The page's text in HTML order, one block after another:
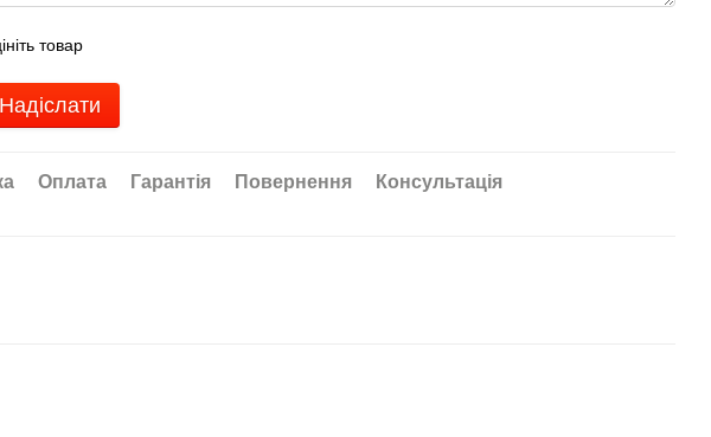
товар
Надіслати
Оплата Гарантія Повернення Консультація